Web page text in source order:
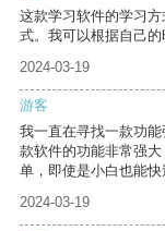
这款学习软件的学习
式。我可以根据自己的
2024-03-19
游客
我一直在寻找一款功
款软件的功能非常强
单，即使是小白也能快
2024-03-19